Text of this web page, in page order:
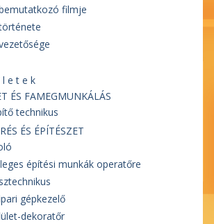
filmje
l e t e k
ÉS FAMEGMUNKÁLÁS
technikus
ÉS ÉPÍTÉSZET
építési munkák operatőre
gépkezelő
dekoratőr